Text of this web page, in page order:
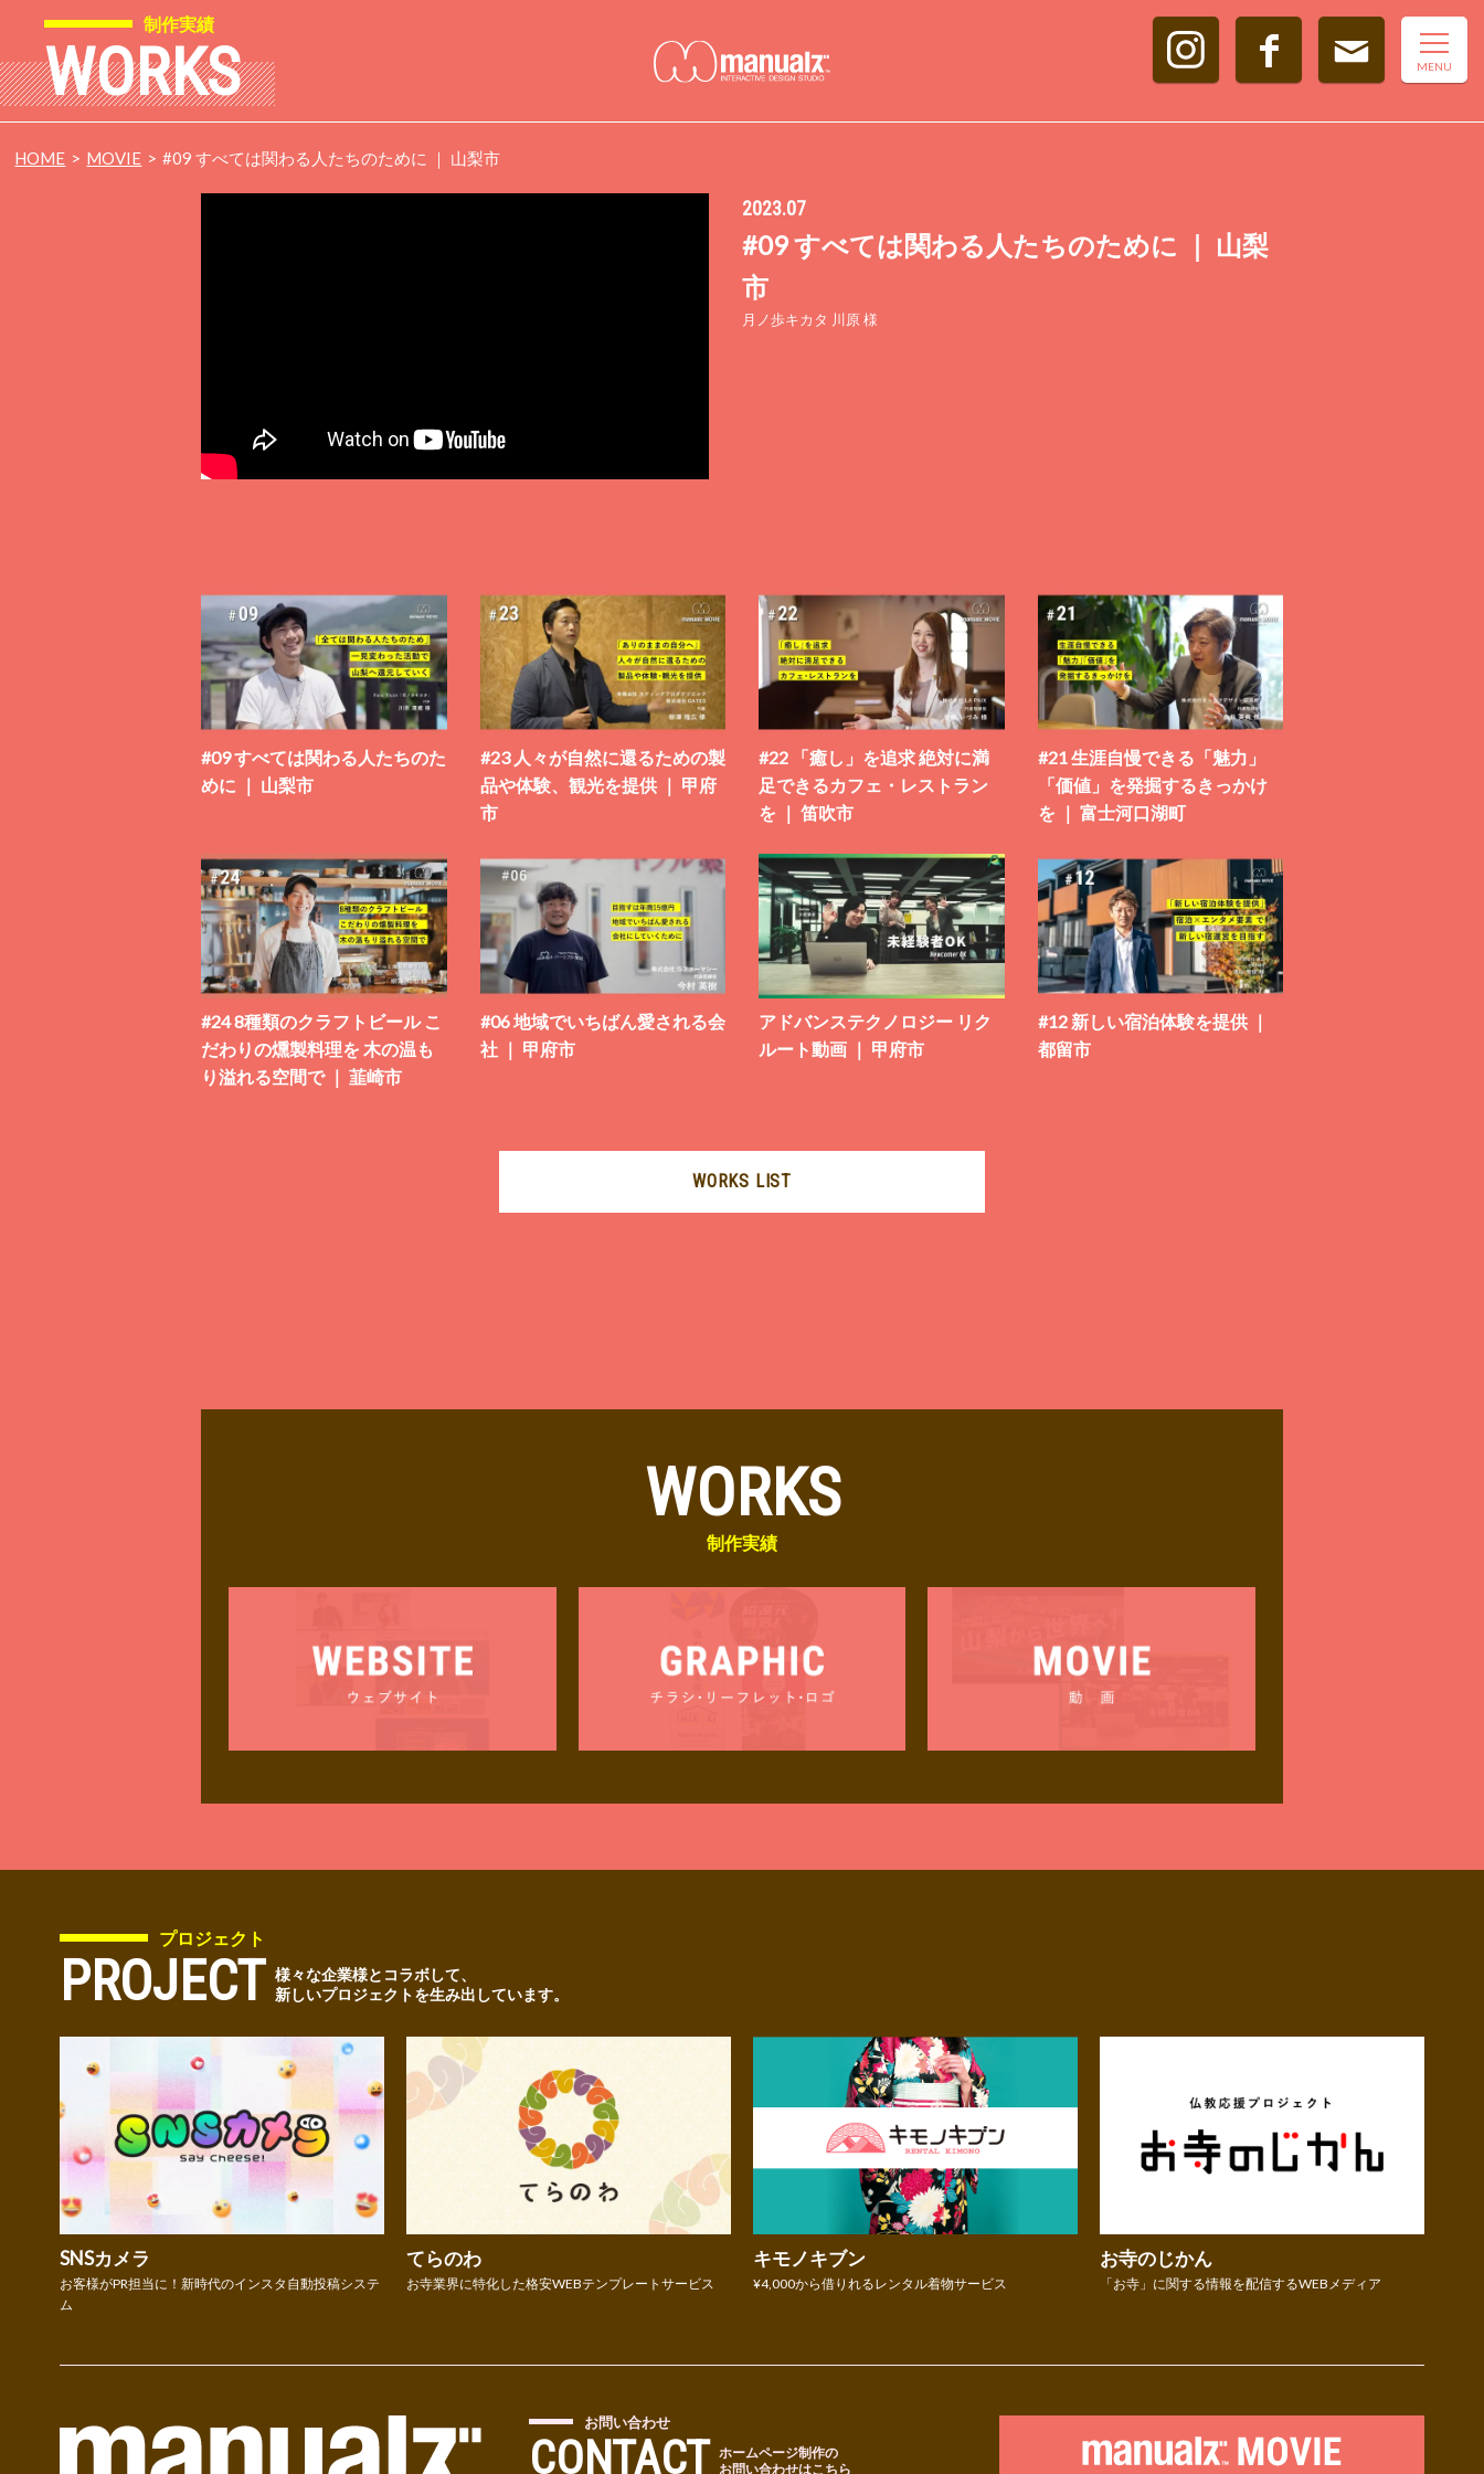
制作実績
WORKS
HOME MOVIE #09 すべては関わる人たちのために ｜ 山梨市
2023.07
#09 すべては関わる人たちのために ｜ 山梨
市
月ノ歩キカタ 川原 様
#09 すべては関わる人たちのた
めに ｜ 山梨市
#23 人々が自然に還るための製
品や体験、観光を提供 ｜ 甲府
市
#22 「癒し」を追求 絶対に満
足できるカフェ・レストラン
を ｜ 笛吹市
#21 生涯自慢できる「魅力」
「価値」を発掘するきっかけ
を ｜ 富士河口湖町
#24 8種類のクラフトビール こ
だわりの燻製料理を 木の温も
り溢れる空間で ｜ 韮崎市
#06 地域でいちばん愛される会
社 ｜ 甲府市
アドバンステクノロジー リク
ルート動画 ｜ 甲府市
#12 新しい宿泊体験を提供 ｜
都留市
WORKS LIST
WORKS
制作実績
プロジェクト
PROJECT 様々な企業様とコラボして、
新しいプロジェクトを生み出しています。
SNSカメラ
お客様がPR担当に！新時代のインスタ自動投稿システ
ム
てらのわ
お寺業界に特化した格安WEBテンプレートサービス
キモノキブン
¥4,000から借りれるレンタル着物サービス
お寺のじかん
「お寺」に関する情報を配信するWEBメディア
お問い合わせ
CONTACT ホームページ制作の
お問い合わせはこちら